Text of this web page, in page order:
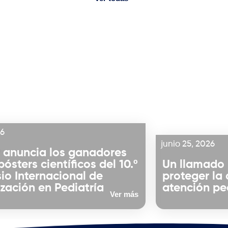
anuncia los ganadores
científicos del 10.º
Internacional de
en Pediatría
Ver más
junio 25, 2026
Un
proteger la
atención